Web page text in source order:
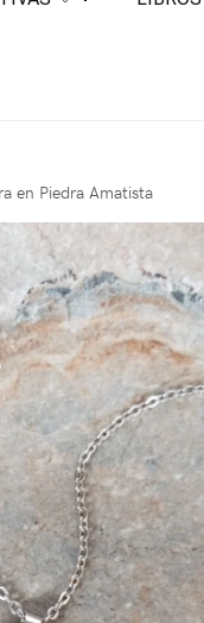
en Piedra Amatista